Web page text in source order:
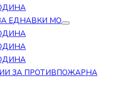
ЕДНАВКИ МО
ЗА ПРОТИВПОЖАРНА